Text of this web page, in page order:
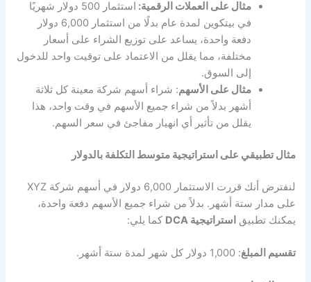
مثال على العملات الرقمية:
استثمار 500 دولار شهريًا
في بيتكوين لمدة عام بدلًا من استثمار 6,000 دولار
دفعة واحدة، يساعد على توزيع الشراء على أسعار
مختلفة، مما يقلل من الاعتماد على توقيت واحد للدخول
إلى السوق.
مثال على الأسهم: شراء أسهم شركة معينة كل ثلاثة
أشهر بدلاً من شراء جميع الأسهم في وقت واحد، هذا
يقلل من تأثير أي انهيار مفاجئ في سعر السهم.
مثال تطبيقي على استراتيجية متوسط التكلفة بالدولار
لنفترض أنك قررت الاستثمار 6,000 دولار في أسهم شركة XYZ
على مدار ستة أشهر. بدلاً من شراء جميع الأسهم دفعة واحدة،
يمكنك تطبيق استراتيجية DCA كما يلي:
تقسيم المبلغ: 1,000 دولار كل شهر لمدة ستة أشهر.